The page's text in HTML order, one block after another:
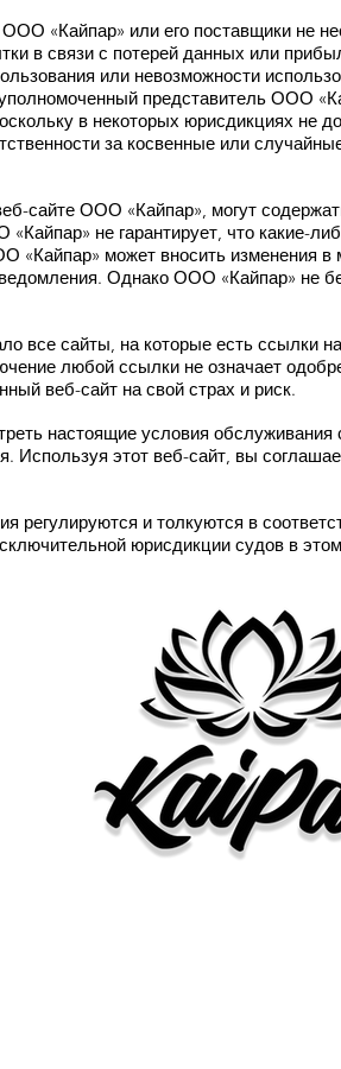
«Кайпар» или его поставщики не
в связи с потерей данных или
или невозможности
представитель ООО
в некоторых юрисдикциях не
за косвенные или
сайте ООО «Кайпар», могут
не гарантирует, что какие-
«Кайпар» может вносить изменения
Однако ООО «Кайпар» не
все сайты, на которые есть ссылки на
любой ссылки не означает
веб-сайт на свой страх и риск.
настоящие условия обслуживания
Используя этот веб-сайт, вы
регулируются и толкуются в
юрисдикции судов в